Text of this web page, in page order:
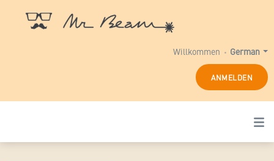
German
Willkommen
ANMELDEN